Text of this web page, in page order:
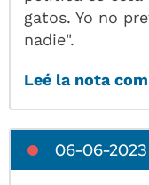
gatos. Yo no
nadie".
Leé la nota
06-06-2023